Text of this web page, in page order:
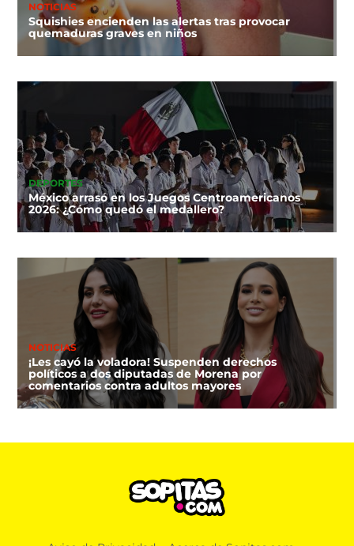
NOTICIAS
Squishies encienden las alertas tras provocar
quemaduras graves en niños
DEPORTES
México arrasó en los Juegos Centroamericanos
2026: ¿Cómo quedó el medallero?
NOTICIAS
¡Les cayó la voladora! Suspenden derechos
políticos a dos diputadas de Morena por
comentarios contra adultos mayores